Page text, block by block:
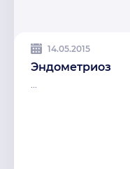
14.05.2015
Эндометриоз